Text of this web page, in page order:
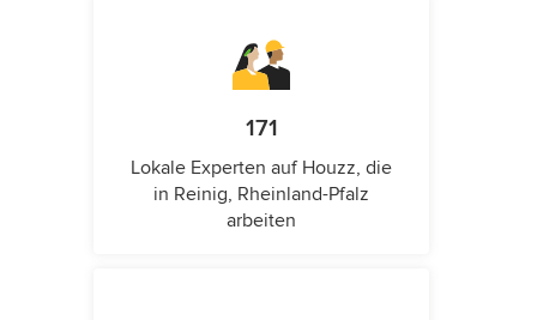
171
Lokale Experten auf Houzz, die
in Reinig, Rheinland-Pfalz
arbeiten